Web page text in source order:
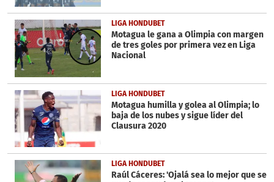
LIGA HONDUBET
Motagua le gana a Olimpia con margen
de tres goles por primera vez en Liga
Nacional
LIGA HONDUBET
Motagua humilla y golea al Olimpia; lo
baja de los nubes y sigue líder del
Clausura 2020
LIGA HONDUBET
Raúl Cáceres: 'Ojalá sea lo mejor que se